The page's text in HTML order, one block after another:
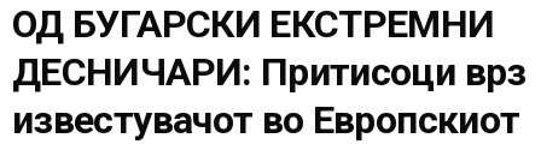
ОД БУГАРСКИ ЕКСТРЕМНИ
ДЕСНИЧАРИ: Притисоци врз
известувачот во Европскиот